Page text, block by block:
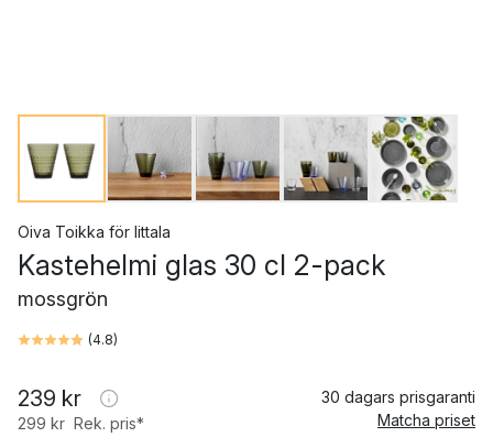
Oiva Toikka för Iittala
Kastehelmi glas 30 cl 2-pack
mossgrön
(4.8)
239 kr
299 kr Rek. pris*
30 dagars prisgaranti
Matcha priset